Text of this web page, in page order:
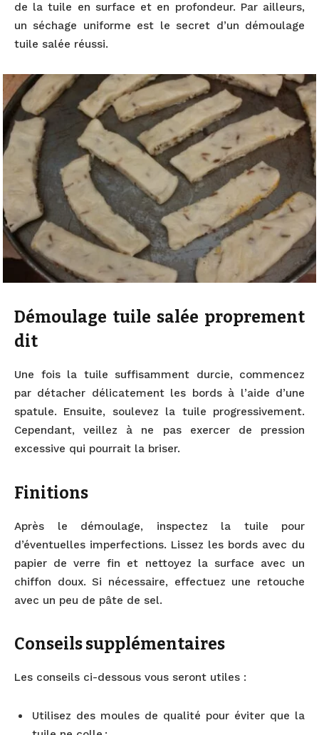
de la tuile en surface et en profondeur. Par ailleurs,
un séchage uniforme est le secret d’un démoulage
tuile salée réussi.
Démoulage tuile salée proprement
dit
Une fois la tuile suffisamment durcie, commencez
par détacher délicatement les bords à l’aide d’une
spatule. Ensuite, soulevez la tuile progressivement.
Cependant, veillez à ne pas exercer de pression
excessive qui pourrait la briser.
Finitions
Après le démoulage, inspectez la tuile pour
d’éventuelles imperfections. Lissez les bords avec du
papier de verre fin et nettoyez la surface avec un
chiffon doux. Si nécessaire, effectuez une retouche
avec un peu de pâte de sel.
Conseils supplémentaires
Les conseils ci-dessous vous seront utiles :
Utilisez des moules de qualité pour éviter que la